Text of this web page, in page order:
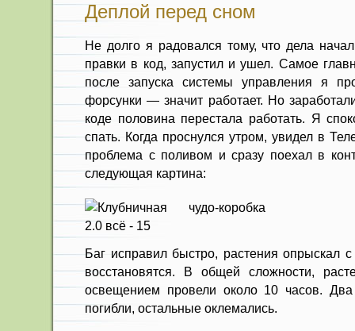
Деплой перед сном
Не долго я радовался тому, что дела
правки в код, запустил и ушел. Самое
после запуска системы управления я
форсунки — значит работает. Но
коде половина перестала работать. Я
спать. Когда проснулся утром, увидел в
проблема с поливом и сразу поехал в
следующая картина:
Баг исправил быстро, растения опрыскал
восстановятся. В общей сложности,
освещением провели около 10 часов. Два
погибли, остальные оклемались.